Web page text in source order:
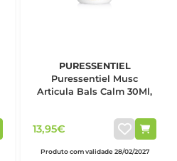
PURESSENTIEL
Puressentiel Musc
Articula Bals Calm 30Ml,
13,95€
Produto com validade 28/02/2027